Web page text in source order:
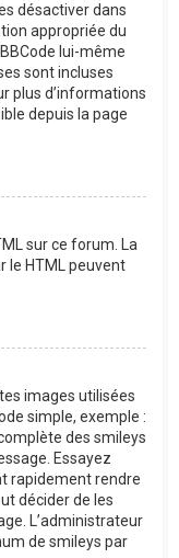
désactiver dans
appropriée du
lui-même
sont incluses
plus d’informations
depuis la page
sur ce forum. La
le HTML peuvent
images utilisées
simple, exemple :
des smileys
Essayez
rapidement rendre
décider de les
L’administrateur
de smileys par